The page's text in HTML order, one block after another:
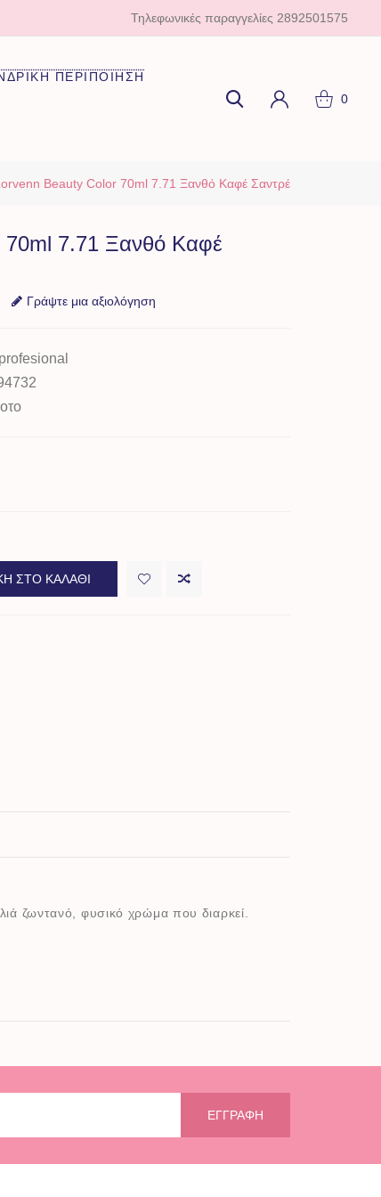
Τηλεφωνικές παραγγελίες 2892501575
ΠΕΡΙΠΟΙΗΣΗ
0
Beauty Color 70ml 7.71 Ξανθό Καφέ Σαντρέ
70ml 7.71 Ξανθό Καφέ
Γράψτε μια αξιολόγηση
ΣΤΟ ΚΑΛΆΘΙ
ζωντανό, φυσικό χρώμα που διαρκεί.
ΕΓΓΡΑΦΉ